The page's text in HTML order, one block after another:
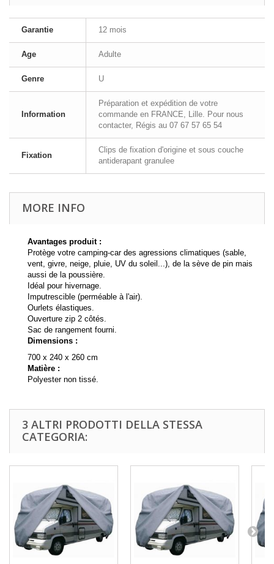
Garantie 12 mois
Age Adulte
Genre U
Information
Préparation et expédition de votre
commande en FRANCE, Lille. Pour nous
contacter, Régis au 07 67 57 65 54
Fixation
Clips de fixation d'origine et sous couche
antiderapant granulee
MORE INFO
Avantages produit :
Protège votre camping-car des agressions climatiques (sable,
vent, givre, neige, pluie, UV du soleil...), de la sève de pin mais
aussi de la poussière.
Idéal pour hivernage.
Imputrescible (perméable à l'air).
Ourlets élastiques.
Ouverture zip 2 côtés.
Sac de rangement fourni.
Dimensions :
700 x 240 x 260 cm
Matière :
Polyester non tissé.
3 ALTRI PRODOTTI DELLA STESSA
CATEGORIA: